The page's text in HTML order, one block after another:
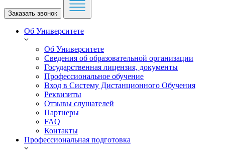
Заказать звонок
Об Университете
Об Университете
Сведения об образовательной организации
Государственная лицензия, документы
Профессиональное обучение
Вход в Систему Дистанционного Обучения
Реквизиты
Отзывы слушателей
Партнеры
FAQ
Контакты
Профессиональная подготовка